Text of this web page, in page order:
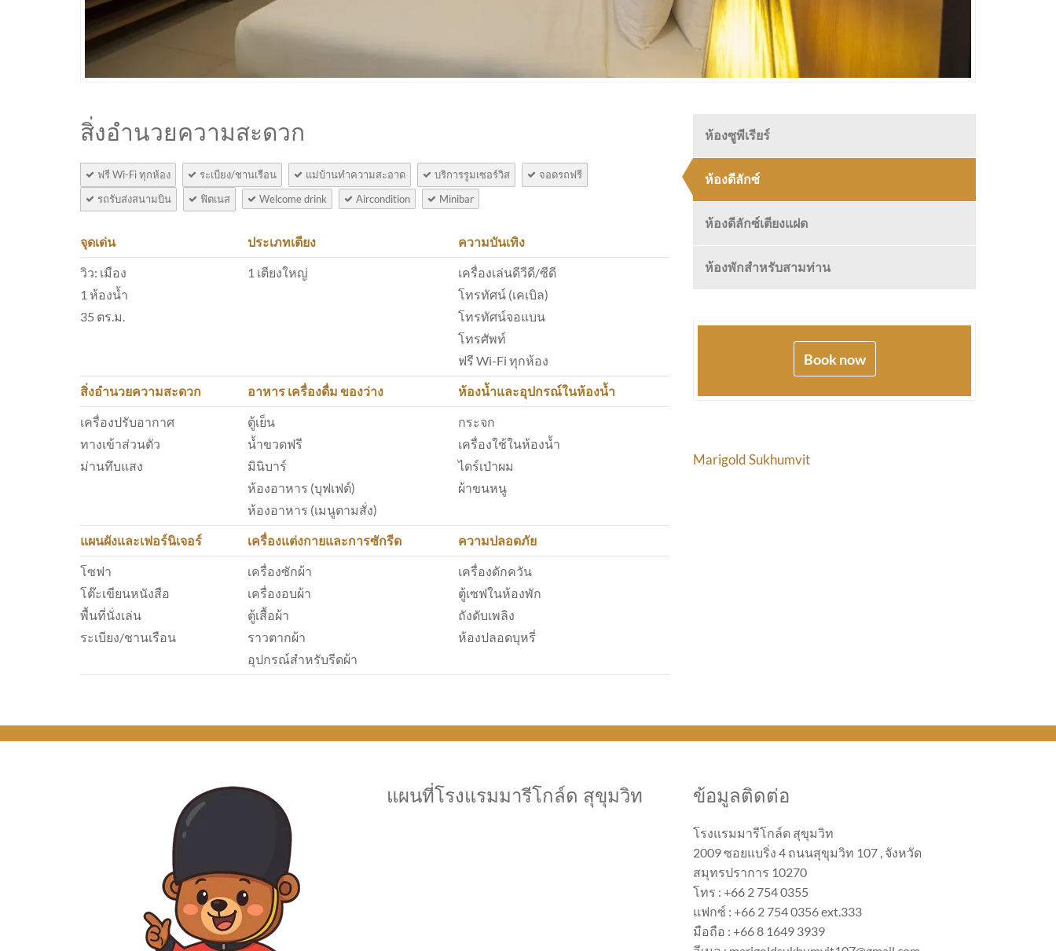
สิ่งอำนวยความสะดวก
ฟรี Wi-Fi ทุกห้อง ระเบียง/ชานเรือน แม่บ้านทำความสะอาด บริการรูมเซอร์วิส
จอดรถฟรี
รถรับส่งสนามบิน
ฟิตเนส Welcome drink Aircondition Minibar
จุดเด่น ประเภทเตียง ความบันเทิง
วิว: เมือง
1 ห้องน้ำ
35 ตร.ม.
1 เตียงใหญ่
เครื่องเล่นดีวีดี/ซีดี
โทรทัศน์ (เคเบิล)
โทรทัศน์จอแบน
โทรศัพท์
ฟรี Wi-Fi ทุกห้อง
สิ่งอำนวยความสะดวก อาหาร เครื่องดื่ม ของว่าง ห้องน้ำและอุปกรณ์ในห้องน้ำ
เครื่องปรับอากาศ
ทางเข้าส่วนตัว
ม่านทึบแสง
ตู้เย็น
น้ำขวดฟรี
มินิบาร์
ห้องอาหาร (บุฟเฟต์)
ห้องอาหาร (เมนูตามสั่ง)
กระจก
เครื่องใช้ในห้องน้ำ
ไดร์เป่าผม
ผ้าขนหนู
แผนผังและเฟอร์นิเจอร์ เครื่องแต่งกายและการซักรีด ความปลอดภัย
โซฟา
โต๊ะเขียนหนังสือ
พื้นที่นั่งเล่น
ระเบียง/ชานเรือน
เครื่องซักผ้า
เครื่องอบผ้า
ตู้เสื้อผ้า
ราวตากผ้า
อุปกรณ์สำหรับรีดผ้า
เครื่องดักควัน
ตู้เซฟในห้องพัก
ถังดับเพลิง
ห้องปลอดบุหรี่
ห้องซูพีเรียร์
ห้องดีลักซ์
ห้องดีลักซ์เตียงแฝด
ห้องพักสำหรับสามท่าน
Book now
Marigold Sukhumvit
แผนที่โรงแรมมารีโกล์ด สุขุมวิท ข้อมูลติดต่อ
โรงแรมมารีโกล์ด สุขุมวิท
2009 ซอยแบริ่ง 4 ถนนสุขุมวิท 107 , จังหวัด
สมุทรปราการ 10270
โทร : +66 2 754 0355
แฟกซ์ : +66 2 754 0356 ext.333
มือถือ : +66 8 1649 3939